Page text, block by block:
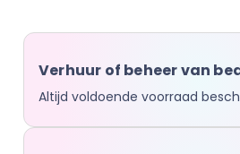
Verhuur of beheer van
Altijd voldoende voorraad